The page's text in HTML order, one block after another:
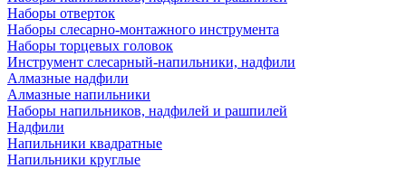
Наборы отверток
Наборы слесарно-монтажного инструмента
Наборы торцевых головок
Инструмент слесарный-напильники, надфили
Алмазные надфили
Алмазные напильники
Наборы напильников, надфилей и рашпилей
Надфили
Напильники квадратные
Напильники круглые